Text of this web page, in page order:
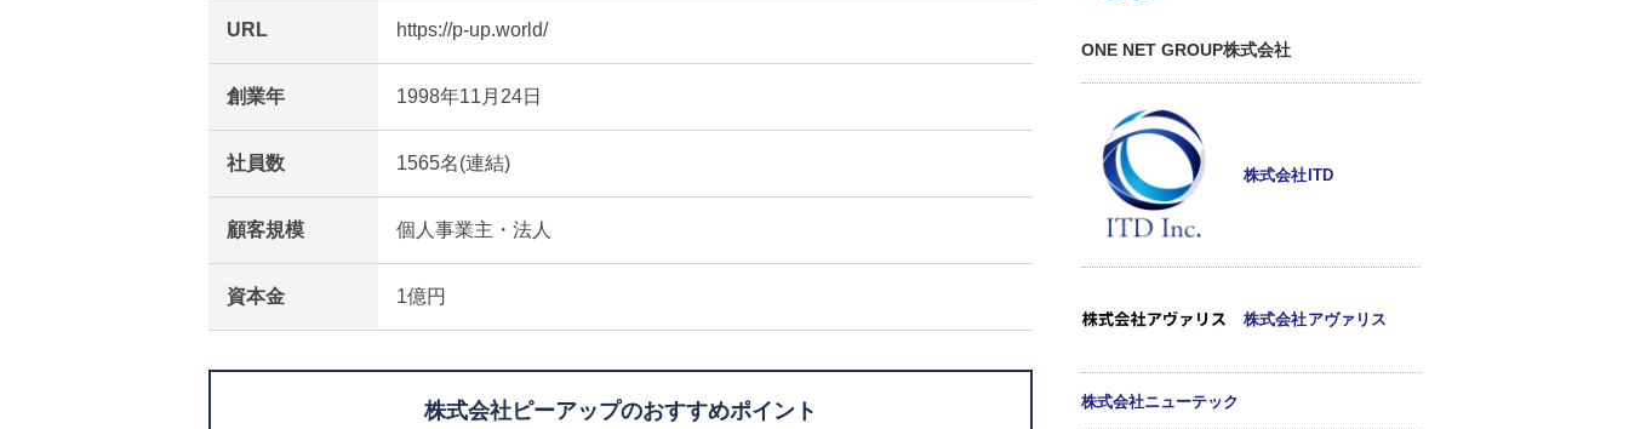
URL https://p-up.world/
創業年 1998年11月24日
社員数 1565名(連結)
顧客規模 個人事業主・法人
資本金 1億円
株式会社ピーアップのおすすめポイント
ONE NET GROUP株式会社
株式会社ITD
株式会社アヴァリス
株式会社ニューテック